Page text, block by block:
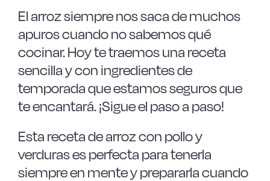
El arroz siempre nos saca de muchos
apuros cuando no sabemos qué
cocinar. Hoy te traemos una receta
sencilla y con ingredientes de
temporada que estamos seguros que
te encantará. ¡Sigue el paso a paso!
Esta receta de arroz con pollo y
verduras es perfecta para tenerla
siempre en mente y prepararla cuando